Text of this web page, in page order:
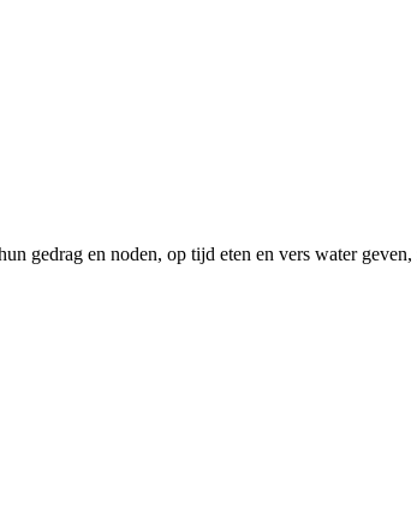
gedrag en noden, op tijd eten en vers water